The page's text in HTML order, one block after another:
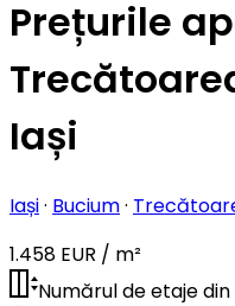
Prețurile
Iași
Iași· Bucium·
1.458 EUR / m²
Numărul de etaje